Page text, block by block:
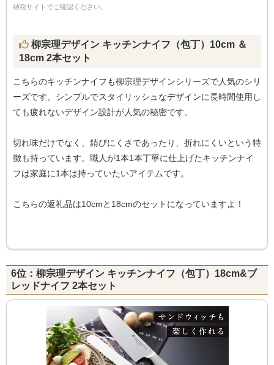
納税サイトでご確認ください。
柳宗理デザイン キッチンナイフ（包丁）10cm ＆
18cm 2本セット
こちらのキッチンナイフも柳宗理デザインシリーズで人気のシリ
ーズです。シンプルでスタイリッシュなデザインに長時間使用し
ても疲れないデザイン設計が人気の秘密です。
切れ味だけでなく、錆びにくさであったり、折れにくいという特
徴も持っています。職人が1本1本丁寧に仕上げたキッチンナイ
フは家庭に1本は持っていたいアイテムです。
こちらの返礼品は10cmと18cmのセットになっていますよ！
6位：柳宗理デザイン キッチンナイフ（包丁）18cm&ブ
レッドナイフ 2本セット